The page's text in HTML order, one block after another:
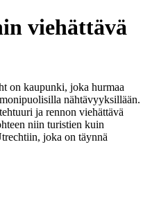
viehättävä
on kaupunki, joka hurmaa
nähtävyyksillään.
ja rennon viehättävä
niin turistien kuin
joka on täynnä